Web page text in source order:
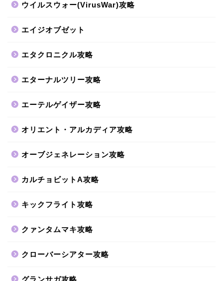
ウイルスウォー(VirusWar)攻略
エイジオブゼット
エタクロニクル攻略
エターナルツリー攻略
エーテルゲイザー攻略
オリエント・アルカディア攻略
オーブジェネレーション攻略
カルチョビットA攻略
キックフライト攻略
クァンタムマキ攻略
クローバーシアター攻略